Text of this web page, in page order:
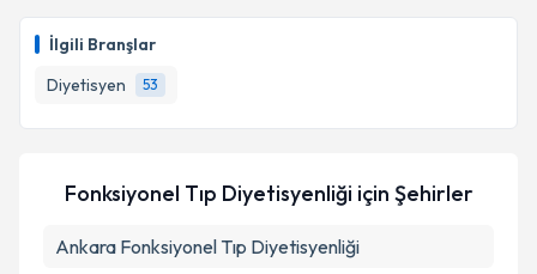
İlgili Branşlar
Diyetisyen
53
Fonksiyonel Tıp Diyetisyenliği için Şehirler
Ankara Fonksiyonel Tıp Diyetisyenliği